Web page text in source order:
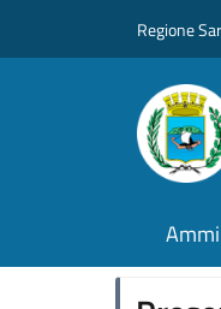
Regione